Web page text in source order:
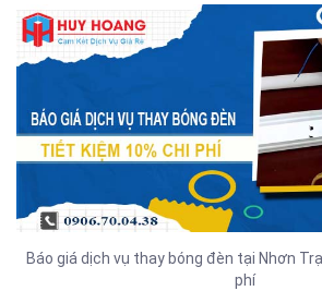
Báo giá dịch vụ thay bóng đèn tại Nhơn
phí